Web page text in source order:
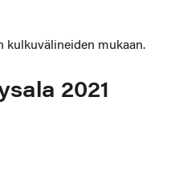
kulkuvälineiden mukaan.
2021